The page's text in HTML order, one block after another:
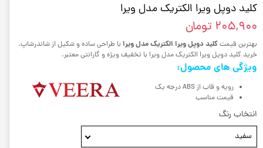
کلید دوپل ویرا الکتریک مدل ویرا
۲۰۵,۹۰۰ تومان
بهترین قیمتکلید دوپل ویرا الکتریک مدل ویرا با طراحی ساده و شکیل از شاندرشاپ.
خرید کلید دوپل ویرا الکتریک مدل ویرا با تخفیف ویژه و گارانتی معتبر.
ویژگی های محصول:
رویه و قاب از ABS درجه یک
قیمت مناسب
انتخاب رنگ
سفید